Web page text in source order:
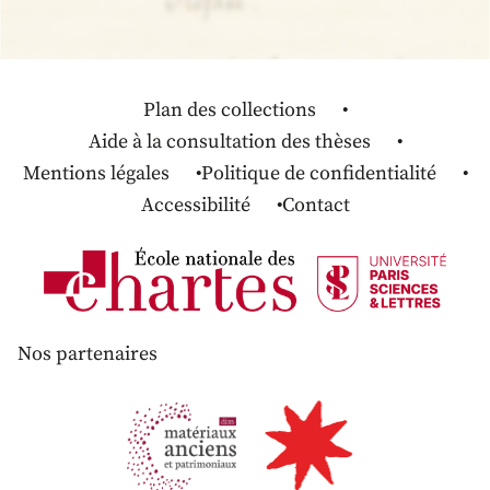
Plan des collections
Aide à la consultation des thèses
Mentions légales
Politique de confidentialité
Accessibilité
Contact
Nos partenaires